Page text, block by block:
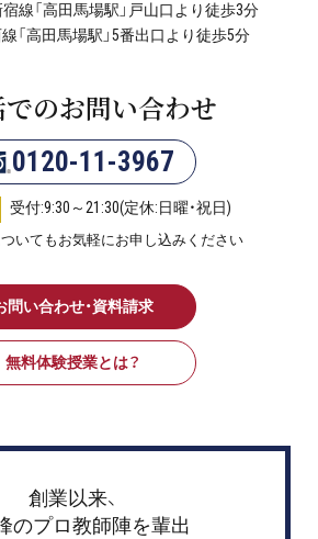
宿線「高田馬場駅」戸山口より徒歩3分
「高田馬場駅」5番出口より徒歩5分
のお問い合わせ
0120-11-3967
受付:9:30～21:30(定休:日曜・祝日)
いてもお気軽にお申し込みください
問い合わせ・資料請求
無料体験授業とは？
創業以来、
のプロ教師陣を輩出